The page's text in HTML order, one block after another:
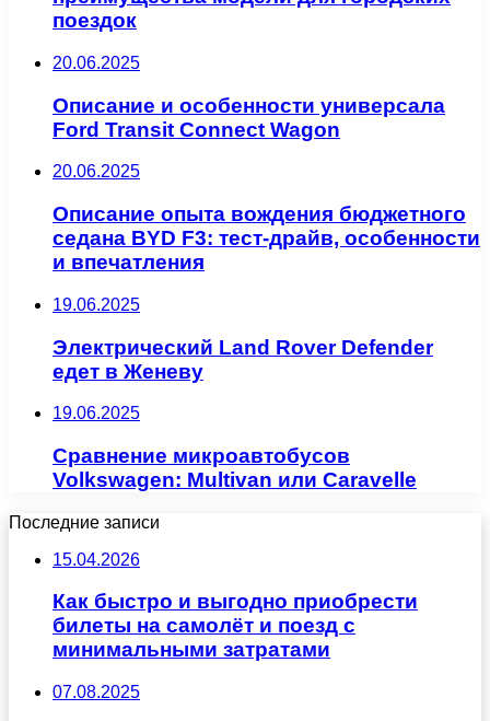
поездок
20.06.2025
Описание и особенности универсала
Ford Transit Connect Wagon
20.06.2025
Описание опыта вождения бюджетного
седана BYD F3: тест-драйв, особенности
и впечатления
19.06.2025
Электрический Land Rover Defender
едет в Женеву
19.06.2025
Сравнение микроавтобусов
Volkswagen: Multivan или Caravelle
Последние записи
15.04.2026
Как быстро и выгодно приобрести
билеты на самолёт и поезд с
минимальными затратами
07.08.2025